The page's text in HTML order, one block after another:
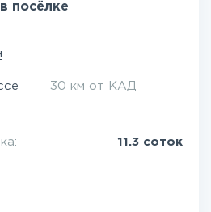
посёлке
30 км от КАД
11.3 соток